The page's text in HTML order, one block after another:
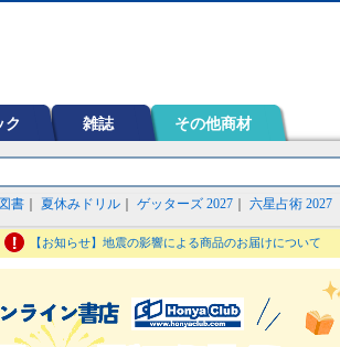
ク 雑誌 その他商材
書 夏休みドリル ゲッターズ 2027 六星占術 2027
【お知らせ】地震の影響による商品のお届けについて